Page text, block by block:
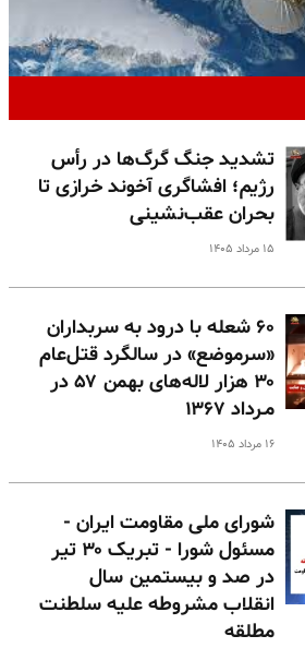
تشدید جنگ گرگ‌ها در رأس
رژیم؛ افشاگری آخوند خرازی تا
بحران عقب‌نشینی
۱۵ مرداد ۱۴۰۵
۶۰ شعله با درود به سربداران
«سرموضع» در سالگرد قتل‌عام
۳۰ هزار لاله‌های بهمن ۵۷ در
مـرداد ۱۳۶۷
۱۶ مرداد ۱۴۰۵
شورای ملی مقاومت ایران -
مسئول شورا - تبریک ۳۰ تیر
در صد و بیستمین سال
انقلاب مشروطه علیه سلطنت
مطلقه